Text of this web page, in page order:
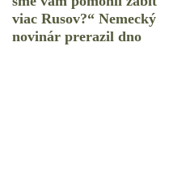
viac Rusov?“ Nemecký
novinár prerazil dno